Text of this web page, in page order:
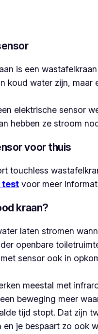
is een
koud water zijn,
elektrische sensor
hebben ze stroom
voor thuis
touchless
test voor meer
kraan?
laten stromen
openbare
sensor ook in
meestal met
beweging meer
tijd stopt. Dat zijn
en je bespaart zo ook